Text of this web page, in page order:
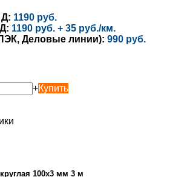
1190 руб.
1190 руб. + 35 руб./км.
Деловые линии): 990 руб.
+Купить
100х3 мм 3 м